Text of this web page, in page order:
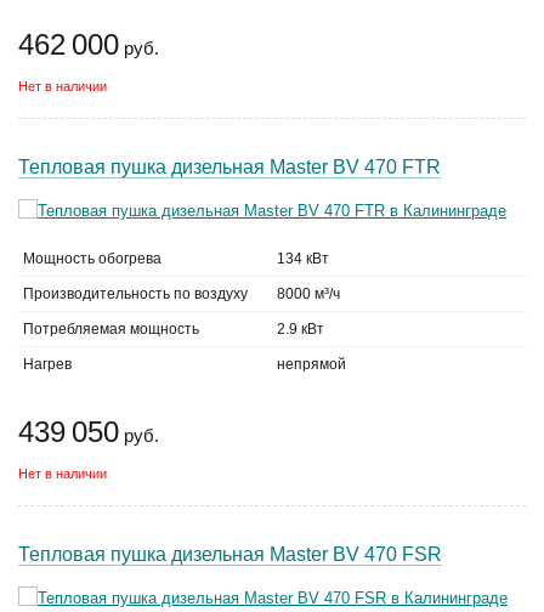
462 000 руб.
Нет в наличии
Тепловая пушка дизельная Master BV 470 FTR
Мощность обогрева 134 кВт
Производительность по воздуху 8000 м³/ч
Потребляемая мощность 2.9 кВт
Нагрев непрямой
439 050 руб.
Нет в наличии
Тепловая пушка дизельная Master BV 470 FSR